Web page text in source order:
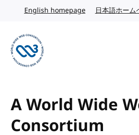
Skip to content
English homepageEnglish website
日本語ホーム
A World Wide
Consortium